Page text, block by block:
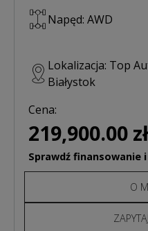
Napęd: AWD
Lokalizacja: Top
Białystok
Cena:
219,900.00
Sprawdź finansowanie
O